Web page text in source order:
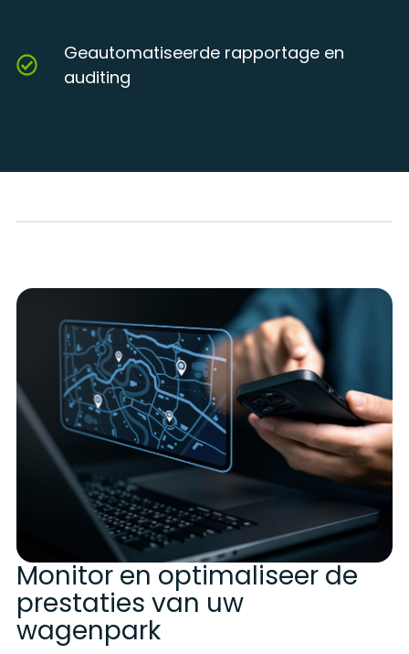
Geautomatiseerde rapportage en
auditing
Monitor en optimaliseer de
prestaties van uw
wagenpark